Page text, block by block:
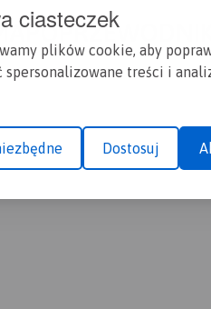
ciasteczek
plików cookie, aby
spersonalizowane treści i
Dostosuj